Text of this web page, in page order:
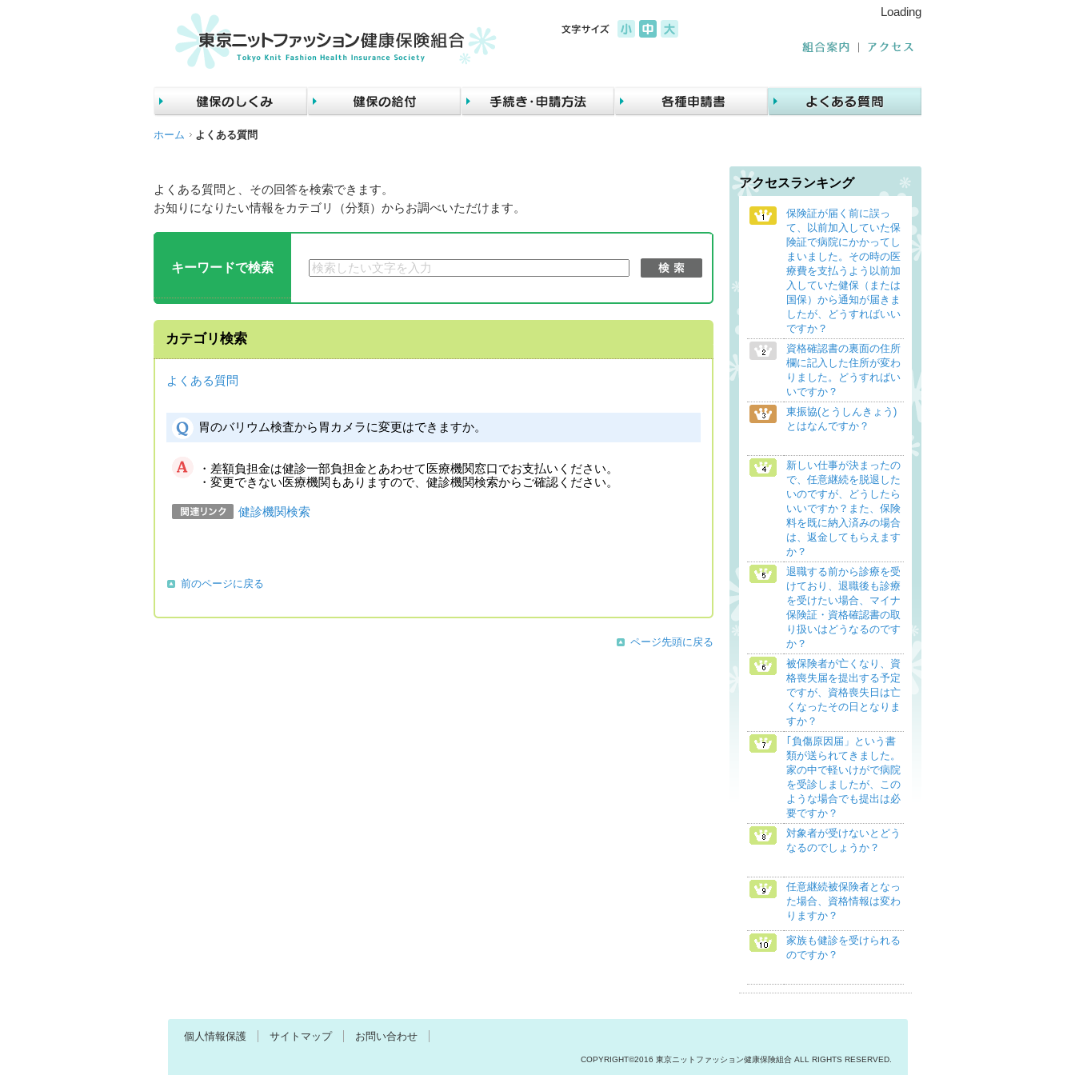
Loading
ホーム よくある質問
よくある質問と、その回答を検索できます。
お知りになりたい情報をカテゴリ（分類）からお調べいただけます。
キーワードで検索
カテゴリ検索
よくある質問
胃のバリウム検査から胃カメラに変更はできますか。
・差額負担金は健診一部負担金とあわせて医療機関窓口でお支払いください。
・変更できない医療機関もありますので、健診機関検索からご確認ください。
健診機関検索
前のページに戻る
ページ先頭に戻る
アクセスランキング
保険証が届く前に誤っ
て、以前加入していた保
険証で病院にかかってし
まいました。その時の医
療費を支払うよう以前加
入していた健保（または
国保）から通知が届きま
したが、どうすればいい
ですか？
資格確認書の裏面の住所
欄に記入した住所が変わ
りました。どうすればい
いですか？
東振協(とうしんきょう)
とはなんですか？
新しい仕事が決まったの
で、任意継続を脱退した
いのですが、どうしたら
いいですか？また、保険
料を既に納入済みの場合
は、返金してもらえます
か？
退職する前から診療を受
けており、退職後も診療
を受けたい場合、マイナ
保険証・資格確認書の取
り扱いはどうなるのです
か？
被保険者が亡くなり、資
格喪失届を提出する予定
ですが、資格喪失日は亡
くなったその日となりま
すか？
｢負傷原因届」という書
類が送られてきました。
家の中で軽いけがで病院
を受診しましたが、この
ような場合でも提出は必
要ですか？
対象者が受けないとどう
なるのでしょうか？
任意継続被保険者となっ
た場合、資格情報は変わ
りますか？
家族も健診を受けられる
のですか？
個人情報保護 サイトマップ お問い合わせ
COPYRIGHT©2016 東京ニットファッション健康保険組合 ALL RIGHTS RESERVED.